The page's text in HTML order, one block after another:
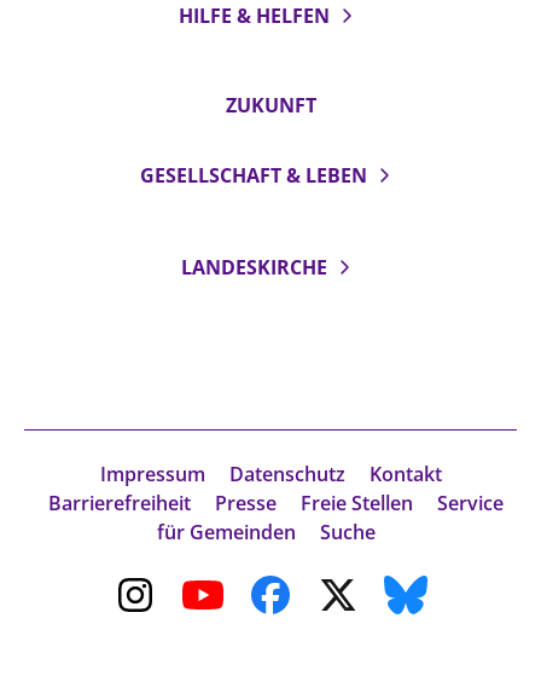
HILFE & HELFEN
ZUKUNFT
GESELLSCHAFT & LEBEN
LANDESKIRCHE
Impressum Datenschutz
Kontakt
Barrierefreiheit
Presse Freie Stellen
Service
für Gemeinden
Suche